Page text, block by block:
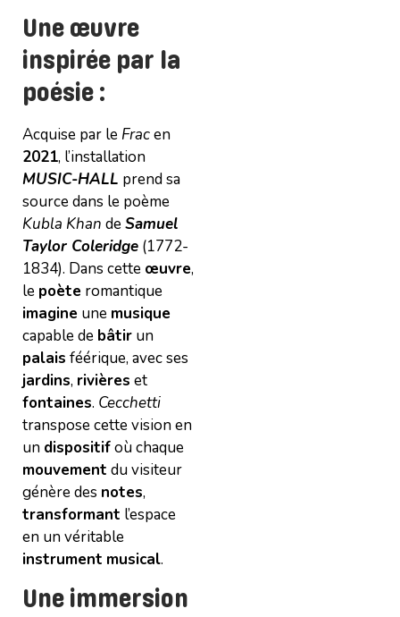
Une œuvre
inspirée par la
poésie :
Acquise par le Fracen
2021, l’installation
MUSIC-HALL prend sa
source dans le poème
Kubla Khan deSamuel
Taylor Coleridge (1772-
1834). Dans cette œuvre,
le poète romantique
imagine une musique
capable de bâtir un
palais féérique, avec ses
jardins, rivières et
fontaines. Cecchetti
transpose cette vision en
un dispositifoù chaque
mouvement du visiteur
génère des notes,
transformant l’espace
en un véritable
instrument musical.
Une immersion